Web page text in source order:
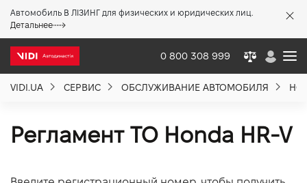
Автомобиль В ЛІЗИНГ для физических и юридических лиц.
Детальнее
0 800 308 999
VIDI.UA СЕРВИС ОБСЛУЖИВАНИЕ АВТОМОБИЛЯ
Регламент ТО Honda HR-V
Акции %